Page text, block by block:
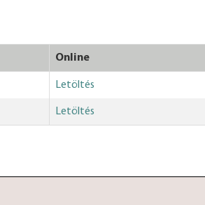
Online
Letöltés
Letöltés